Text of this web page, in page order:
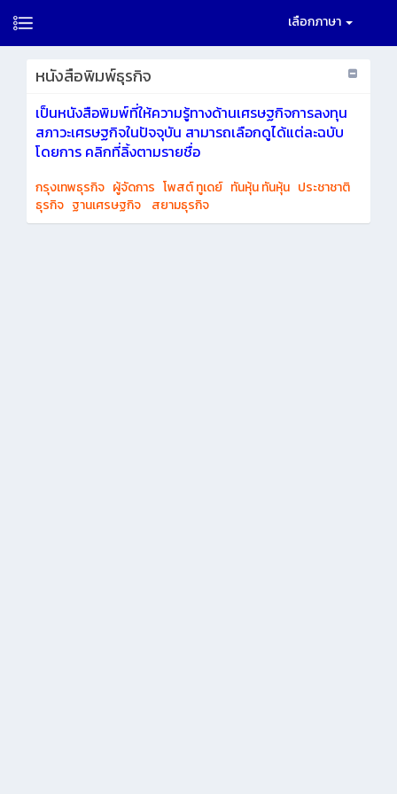
เลือกภาษา
หนังสือพิมพ์ธุรกิจ
เป็นหนังสือพิมพ์ที่ให้ความรู้ทางด้านเศรษฐกิจการลงทุน
สภาวะเศรษฐกิจในปัจจุบัน สามารถเลือกดูได้แต่ละฉบับ
โดยการ คลิกที่ลิ้งตามรายชื่อ
กรุงเทพธุรกิจ ผู้จัดการ โพสต์ ทูเดย์ ทันหุ้น ทันหุ้น ประชาชาติ
ธุรกิจ ฐานเศรษฐกิจ สยามธุรกิจ